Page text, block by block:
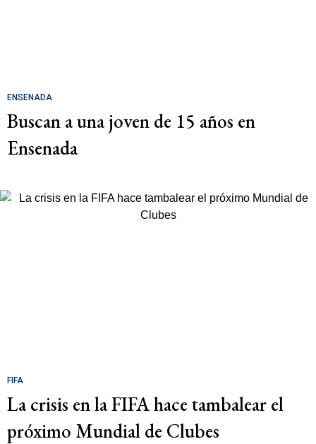
ENSENADA
Buscan a una joven de 15 años en
Ensenada
FIFA
La crisis en la FIFA hace tambalear el
próximo Mundial de Clubes